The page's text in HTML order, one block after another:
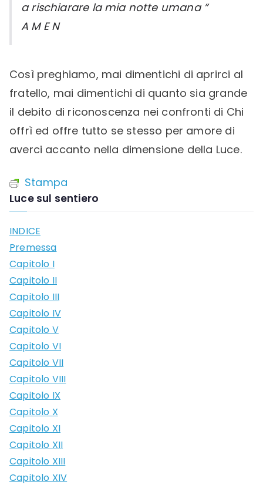
a rischiarare la mia notte umana ”
A M E N
Così preghiamo, mai dimentichi di aprirci al
fratello, mai dimentichi di quanto sia grande
il debito di riconoscenza nei confronti di Chi
offrì ed offre tutto se stesso per amore di
averci accanto nella dimensione della Luce.
Stampa
Luce sul sentiero
INDICE
Premessa
Capitolo I
Capitolo II
Capitolo III
Capitolo IV
Capitolo V
Capitolo VI
Capitolo VII
Capitolo VIII
Capitolo IX
Capitolo X
Capitolo XI
Capitolo XII
Capitolo XIII
Capitolo XIV